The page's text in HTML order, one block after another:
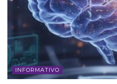
INFORMATIVO